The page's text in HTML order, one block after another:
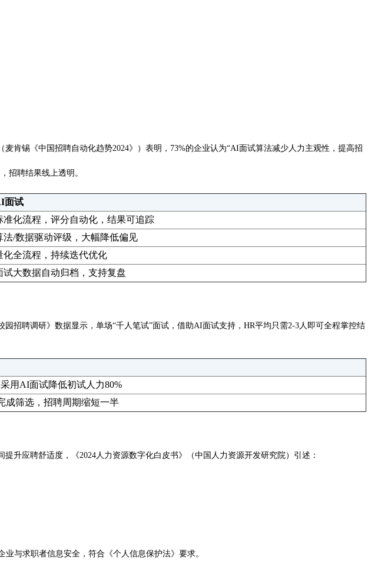
麦肯锡《中国招聘自动化趋势2024》）表明，73%的企业认为“AI面试算法减少人力主观性，提高招
招聘结果线上透明。
面试
准化流程，评分自动化，结果可追踪
法/数据驱动评级，大幅降低偏见
化全流程，持续迭代优化
试大数据自动归档，支持复盘
园招聘调研》数据显示，单场“千人笔试”面试，借助AI面试支持，HR平均只需2-3人即可全程掌控结
用AI面试降低初试人力80%
成筛选，招聘周期缩短一半
升应聘舒适度，《2024人力资源数字化白皮书》（中国人力资源开发研究院）引述：
与求职者信息安全，符合《个人信息保护法》要求。